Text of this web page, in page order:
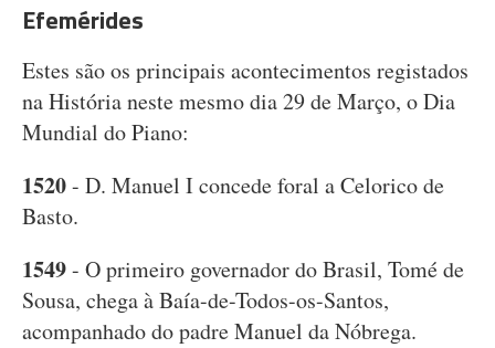
Efemérides
Estes são os principais acontecimentos registados
na História neste mesmo dia 29 de Março, o Dia
Mundial do Piano:
1520- D. Manuel I concede foral a Celorico de
Basto.
1549- O primeiro governador do Brasil, Tomé de
Sousa, chega à Baía-de-Todos-os-Santos,
acompanhado do padre Manuel da Nóbrega.